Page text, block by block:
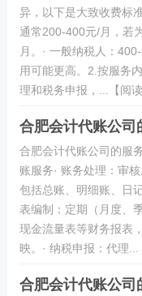
异，以下是大致收费标
通常200-400元/月，若
月。· 一般纳税人：
用可能更高。2.按服务
理和税务申报，...【阅读
合肥会计代账公司
合肥会计代账公司的服
账服务· 账务处理：审
包括总账、明细账、日
表编制：定期（月度、
现金流量表等财务报表
映。· 纳税申报：代理...
合肥会计代账公司